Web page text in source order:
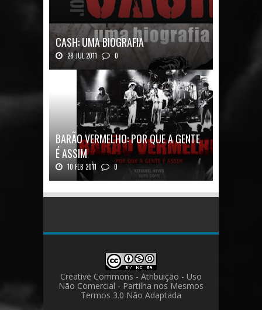
CASH: UMA BIOGRAFIA
28 JUL 2011 0
Quadrinhos alemães contam a história de um
BARÃO VERMELHO: POR QUE A GENTE
É ASSIM
10 FEB 2011 0
Barão Vermelho: Por que a Gente é
Creative Commons - Atribuição - Uso
Não Comercial - Partilha nos Mesmos
Termos 3.0 Não Adaptada